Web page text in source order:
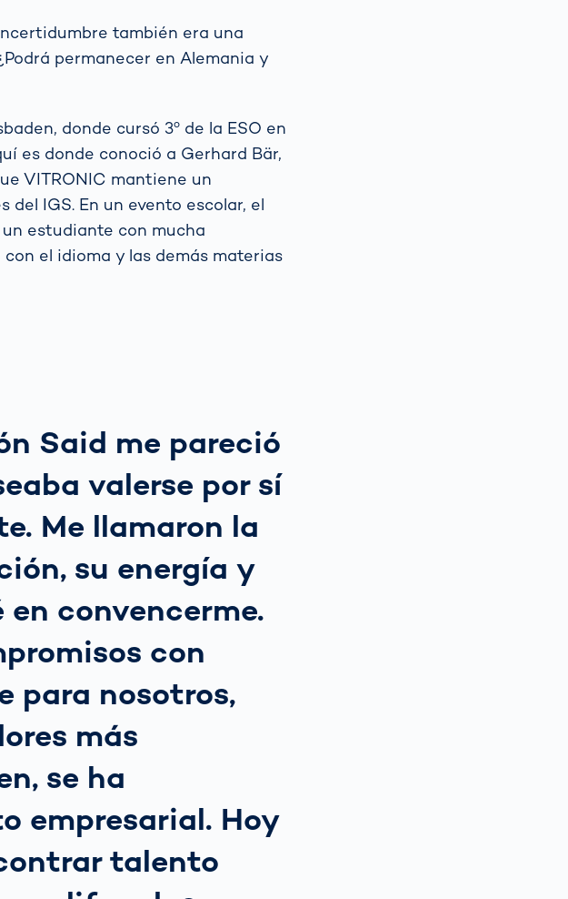
también era una
permanecer en Alemania y
donde cursó 3º de la ESO en
es donde conoció a Gerhard Bär,
VITRONIC mantiene un
IGS. En un evento escolar, el
estudiante con mucha
el idioma y las demás materias
Said me pareció
valerse por sí
Me llamaron la
su energía y
convencerme.
con
para nosotros,
más
se ha
empresarial. Hoy
talento